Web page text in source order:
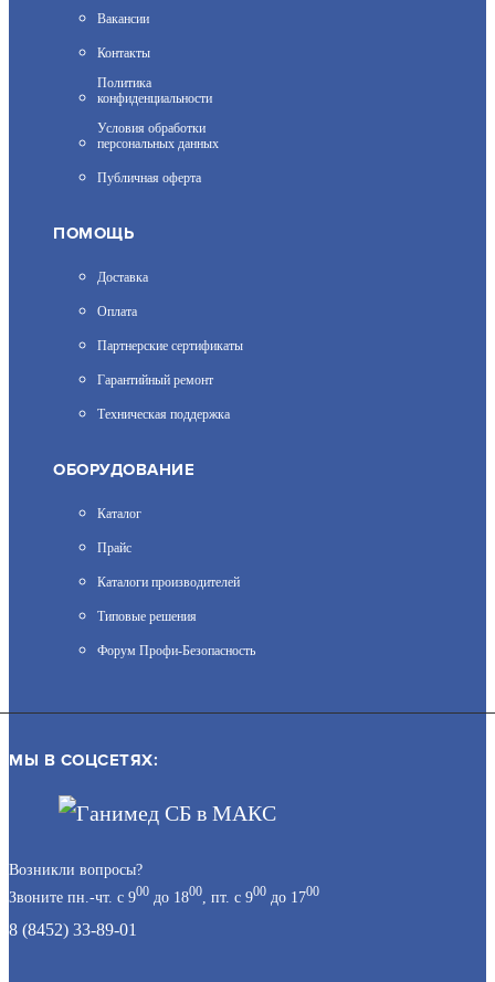
АРТИКУЛ: УТ000068531
5 890
БЮДЖЕТНАЯ ВИДЕОКАМЕРА
DS-T520A (6MM)
БЮДЖЕТНАЯ ВИДЕОКАМЕРА
АРТИКУЛ: УТ000057664
Вакансии
Контакты
Политика
конфиденциальности
Условия обработки
персональных данных
Публичная оферта
ПОМОЩЬ
Доставка
Оплата
Партнерские сертификаты
Гарантийный ремонт
Техническая поддержка
ОБОРУДОВАНИЕ
Каталог
Прайс
Каталоги производителей
Типовые решения
Форум Профи-Безопасность
МЫ В СОЦСЕТЯХ:
Возникли вопросы?
Звоните пн.-чт. с 900 до 1800 , пт. с 900 до 1700
8 (8452) 33-89-01